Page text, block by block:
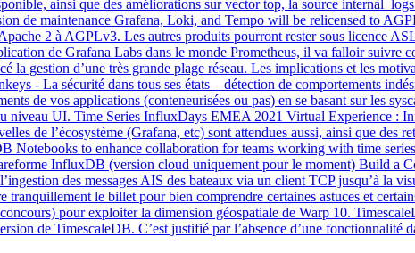
ainsi que des améliorations sur vector top, la source
de maintenance Grafana, Loki, and Tempo will be relicensed to
2 à AGPLv3. Les autres produits pourront rester sous licence
de Grafana Labs dans le monde Prometheus, il va falloir suivre
la gestion d’une très grande plage réseau. Les implications et les
- La sécurité dans tous ses états – détection de comportements
de vos applications (conteneurisées ou pas) en se basant sur les
niveau UI. Time Series InfluxDays EMEA 2021 Virtual Experience :
de l’écosystème (Grafana, etc) sont attendues aussi, ainsi que des
Notebooks to enhance collaboration for teams working with time
InfluxDB (version cloud uniquement pour le moment) Build a
des messages AIS des bateaux via un client TCP jusqu’à la
tranquillement le billet pour bien comprendre certaines astuces et
pour exploiter la dimension géospatiale de Warp 10.
de TimescaleDB. C’est justifié par l’absence d’une fonctionnalité